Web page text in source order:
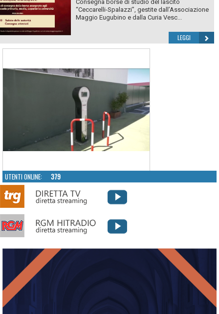
Consegna borse di studio del lascito
“Ceccarelli-Spalazzi”, gestite dall’Associazione
Maggio Eugubino e dalla Curia Vesc...
LEGGI
UTENTI ONLINE: 379